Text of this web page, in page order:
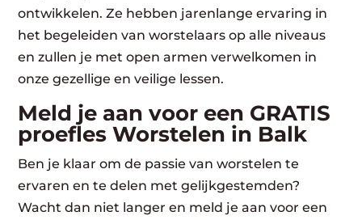
ontwikkelen. Ze hebben jarenlange ervaring in
het begeleiden van worstelaars op alle niveaus
en zullen je met open armen verwelkomen in
onze gezellige en veilige lessen.
Meld je aan voor een GRATIS
proefles Worstelen in Balk
Ben je klaar om de passie van worstelen te
ervaren en te delen met gelijkgestemden?
Wacht dan niet langer en meld je aan voor een